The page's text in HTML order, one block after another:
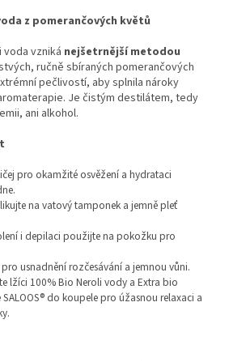
z pomerančových květů
voda vzniká nejšetrnější metodou
ručně sbíraných pomerančových
pečlivostí, aby splnila nároky
Je čistým destilátem, tedy
ani alkohol.
pro okamžité osvěžení a hydrataci
na vatový tamponek a jemně pleť
i depilaci použijte na pokožku pro
usnadnění rozčesávání a jemnou vůni.
lžíci 100% Bio Neroli vody a Extra bio
do koupele pro úžasnou relaxaci a